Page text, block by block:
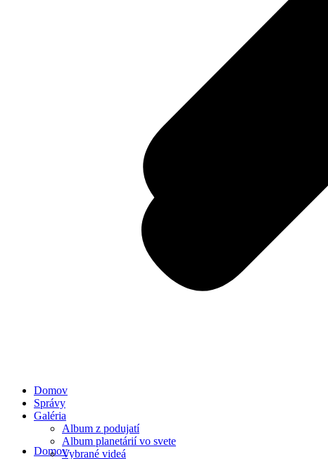
Domov
Domov
Správy
Galéria
Album z podujatí
Album planetárií vo svete
Vybrané videá